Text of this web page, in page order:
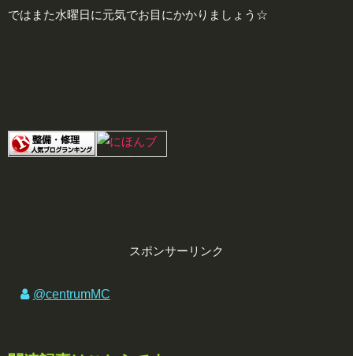
ではまた水曜日に元気でお目にかかりましょう☆
スポンサーリンク
@centrumMC